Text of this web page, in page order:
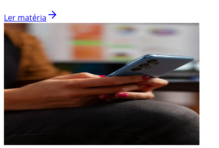
Ler matéria